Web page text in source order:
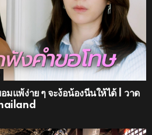
มแพ้ง่าย ๆ จะง้อน้องนีนให้ได้ | วาด